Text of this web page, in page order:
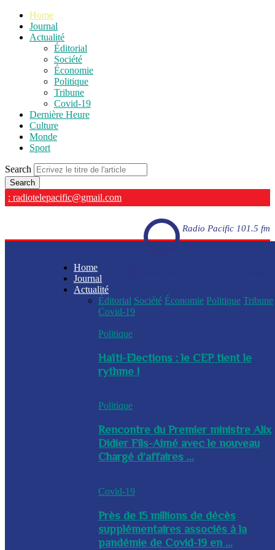
Home
Journal
Actualité
Éditorial
Société
Économie
Politique
Tribune
Covid-19
Dernière Heure
Culture
Monde
Sport
Search
: radiotelepacific@gmail.com
Radio Pacific 101.5 fm
Home
Journal
Actualité
Éditorial Société Économie Politique Tribune
Covid-19
Politique
Haïti-Elections : le CEP tient le
rythme !
Politique
Rencontre du Premier ministre Alix
Didier Fils-Aimé avec le nouveau
Chargé d’affaires ...
Covid-19
Près de 15 millions de décès
supplémentaires associés à la
pandémie de Covid-19 en ...